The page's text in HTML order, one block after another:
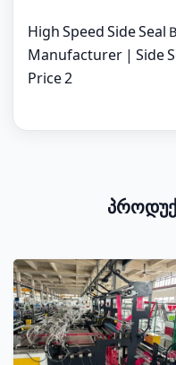
High Speed Side
Manufacturer | Side
Price 2